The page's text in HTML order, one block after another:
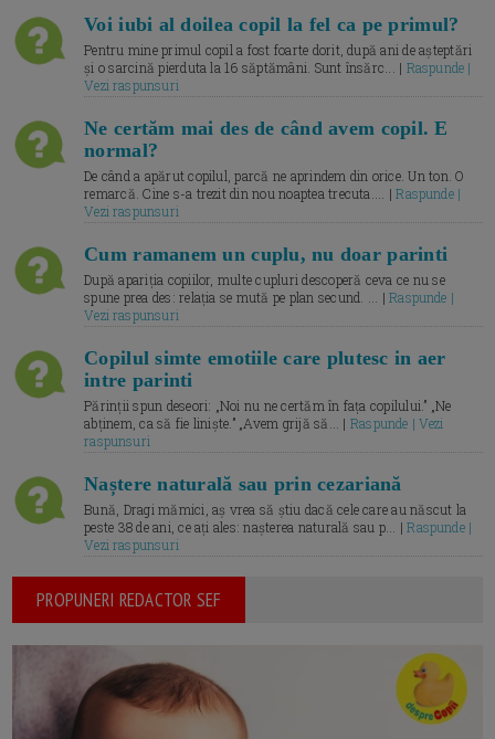
Voi iubi al doilea copil la fel ca pe primul?
Pentru mine primul copil a fost foarte dorit, după ani de așteptări
și o sarcină pierduta la 16 săptămâni. Sunt însărc... | Raspunde |
Vezi raspunsuri
Ne certăm mai des de când avem copil. E
normal?
De când a apărut copilul, parcă ne aprindem din orice. Un ton. O
remarcă. Cine s-a trezit din nou noaptea trecuta.... |Raspunde |
Vezi raspunsuri
Cum ramanem un cuplu, nu doar parinti
După apariția copiilor, multe cupluri descoperă ceva ce nu se
spune prea des: relația se mută pe plan secund. ... |Raspunde |
Vezi raspunsuri
Copilul simte emotiile care plutesc in aer
intre parinti
Părinții spun deseori: „Noi nu ne certăm în fața copilului.” „Ne
abținem, ca să fie liniște.” „Avem grijă să... | Raspunde | Vezi
raspunsuri
Naștere naturală sau prin cezariană
Bună, Dragi mămici, aș vrea să știu dacă cele care au născut la
peste 38 de ani, ce ați ales: nașterea naturală sau p... |Raspunde |
Vezi raspunsuri
PROPUNERI REDACTOR SEF